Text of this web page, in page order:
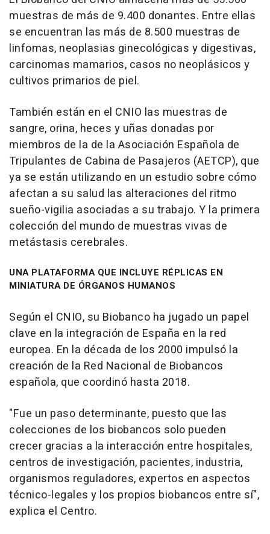
muestras de más de 9.400 donantes. Entre ellas
se encuentran las más de 8.500 muestras de
linfomas, neoplasias ginecológicas y digestivas,
carcinomas mamarios, casos no neoplásicos y
cultivos primarios de piel.
También están en el CNIO las muestras de
sangre, orina, heces y uñas donadas por
miembros de la de la Asociación Española de
Tripulantes de Cabina de Pasajeros (AETCP), que
ya se están utilizando en un estudio sobre cómo
afectan a su salud las alteraciones del ritmo
sueño-vigilia asociadas a su trabajo. Y la primera
colección del mundo de muestras vivas de
metástasis cerebrales.
UNA PLATAFORMA QUE INCLUYE RÉPLICAS EN
MINIATURA DE ÓRGANOS HUMANOS
Según el CNIO, su Biobanco ha jugado un papel
clave en la integración de España en la red
europea. En la década de los 2000 impulsó la
creación de la Red Nacional de Biobancos
española, que coordinó hasta 2018.
"Fue un paso determinante, puesto que las
colecciones de los biobancos solo pueden
crecer gracias a la interacción entre hospitales,
centros de investigación, pacientes, industria,
organismos reguladores, expertos en aspectos
técnico-legales y los propios biobancos entre sí",
explica el Centro.